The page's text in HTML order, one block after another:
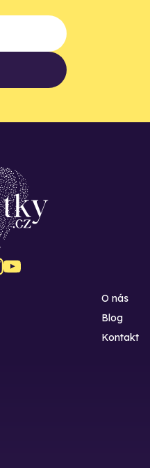
O nás
Blog
Kontakt